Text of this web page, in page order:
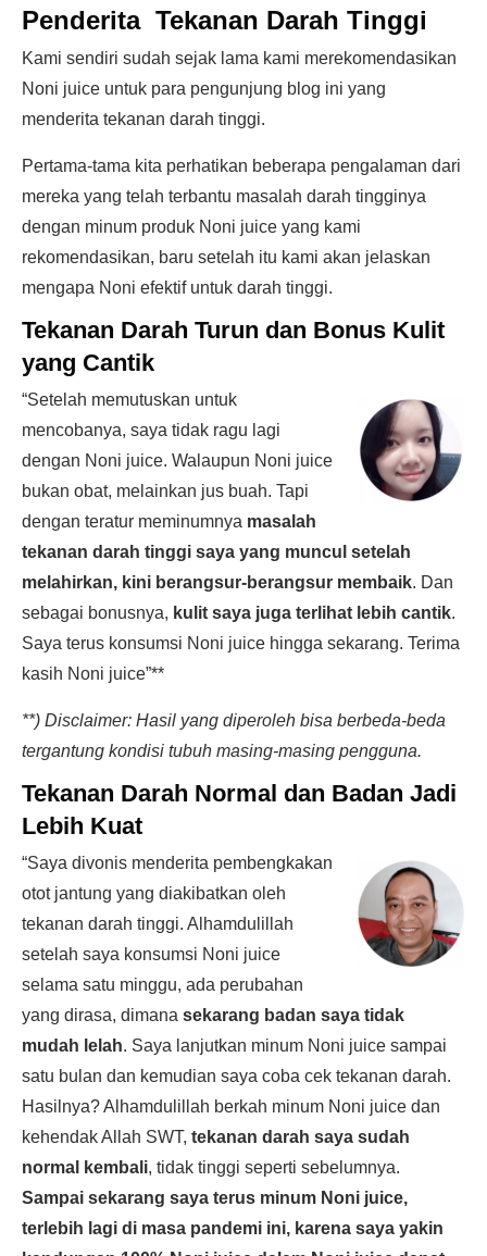
Penderita Tekanan Darah Tinggi
Kami sendiri sudah sejak lama kami merekomendasikan
Noni juice untuk para pengunjung blog ini yang
menderita tekanan darah tinggi.
Pertama-tama kita perhatikan beberapa pengalaman dari
mereka yang telah terbantu masalah darah tingginya
dengan minum produk Noni juice yang kami
rekomendasikan, baru setelah itu kami akan jelaskan
mengapa Noni efektif untuk darah tinggi.
Tekanan Darah Turun dan Bonus Kulit
yang Cantik
“Setelah memutuskan untuk
mencobanya, saya tidak ragu lagi
dengan Noni juice. Walaupun Noni juice
bukan obat, melainkan jus buah. Tapi
dengan teratur meminumnya masalah
tekanan darah tinggi saya yang muncul setelah
melahirkan, kini berangsur-berangsur membaik. Dan
sebagai bonusnya, kulit saya juga terlihat lebih cantik.
Saya terus konsumsi Noni juice hingga sekarang. Terima
kasih Noni juice”**
**) Disclaimer: Hasil yang diperoleh bisa berbeda-beda
tergantung kondisi tubuh masing-masing pengguna.
Tekanan Darah Normal dan Badan Jadi
Lebih Kuat
“Saya divonis menderita pembengkakan
otot jantung yang diakibatkan oleh
tekanan darah tinggi. Alhamdulillah
setelah saya konsumsi Noni juice
selama satu minggu, ada perubahan
yang dirasa, dimana sekarang badan saya tidak
mudah lelah. Saya lanjutkan minum Noni juice sampai
satu bulan dan kemudian saya coba cek tekanan darah.
Hasilnya? Alhamdulillah berkah minum Noni juice dan
kehendak Allah SWT, tekanan darah saya sudah
normal kembali, tidak tinggi seperti sebelumnya.
Sampai sekarang saya terus minum Noni juice,
terlebih lagi di masa pandemi ini, karena saya yakin